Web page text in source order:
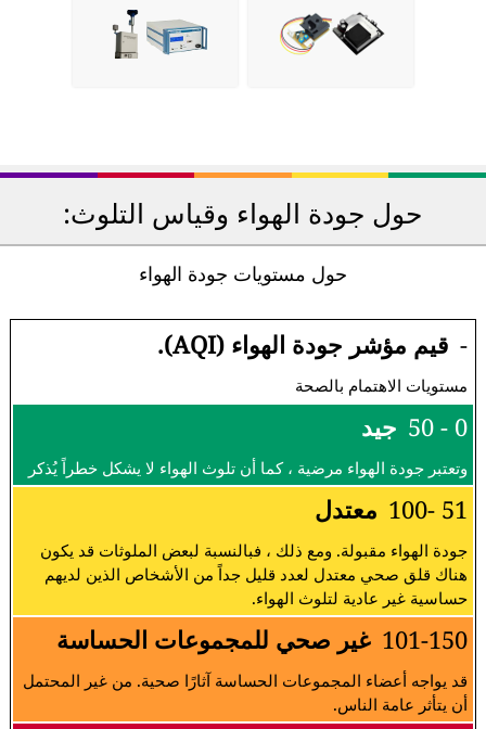
حول جودة الهواء وقياس التلوث:
حول مستويات جودة الهواء
- قيم مؤشر جودة الهواء (AQI).
مستويات الاهتمام بالصحة
0 - 50 جيد
وتعتبر جودة الهواء مرضية ، كما أن تلوث الهواء لا يشكل خطراً يُذكر
51 -100 معتدل
جودة الهواء مقبولة. ومع ذلك ، فبالنسبة لبعض الملوثات قد يكون
هناك قلق صحي معتدل لعدد قليل جداً من الأشخاص الذين لديهم
حساسية غير عادية لتلوث الهواء.
101-150 غير صحي للمجموعات الحساسة
قد يواجه أعضاء المجموعات الحساسة آثارًا صحية. من غير المحتمل
أن يتأثر عامة الناس.